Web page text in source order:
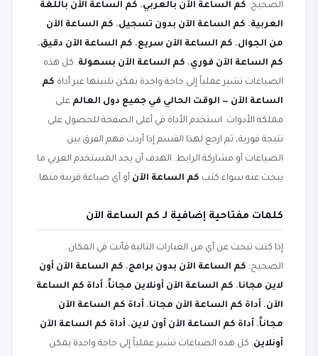
الصحيح: كم الساعة الآن بالعربي، كم الساعة الآن باللغة
العربية، كم الساعة الآن بدون تسجيل، كم الساعة الآن
من الجوال، كم الساعة الآن سريع، كم الساعة الآن دقيق،
كم الساعة الآن فوري، كم الساعة الآن بسهولة. كل هذه
الصياغات تشير عملياً إلى حاجة واحدة يمكن تلبيتها عبر أداة كم
الساعة الآن — الوقت الحالي في جميع دول العالم على
مملكة الأدوات. استخدم الأداة في أعلى الصفحة للحصول على
نتيجة فورية، ثم ارجع لهذا القسم إذا أردت فهم الفرق بين
الصياغات أو مشاركة الرابط. الهدف أن يجد المستخدم العربي ما
يبحث عنه سواء كتب كم الساعة الآن أو أي صياغة قريبة منها.
كلمات مفتاحية إضافية لـ كم الساعة الآن
إذا كنت تبحث عن أي من العبارات التالية فأنت في المكان
الصحيح: كم الساعة الآن بدون برامج، كم الساعة الآن أون
لاين مجانا، كم الساعة الآن أونلاين مجاناً، أداة كم الساعة
الآن، أداة كم الساعة الآن مجانا، أداة كم الساعة الآن
مجاناً، أداة كم الساعة الآن أون لاين، أداة كم الساعة الآن
أونلاين. كل هذه الصياغات تشير عملياً إلى حاجة واحدة يمكن